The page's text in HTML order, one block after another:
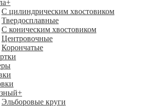
+
С цилиндрическим хвостовиком
Твердосплавные
С коническим хвостовиком
Центровочные
Корончатые
+
Эльборовые круги